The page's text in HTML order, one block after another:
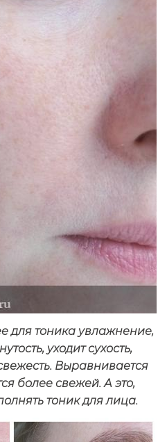
для тоника увлажнение,
уходит сухость,
Выравнивается
более свежей. А это,
тоник для лица.